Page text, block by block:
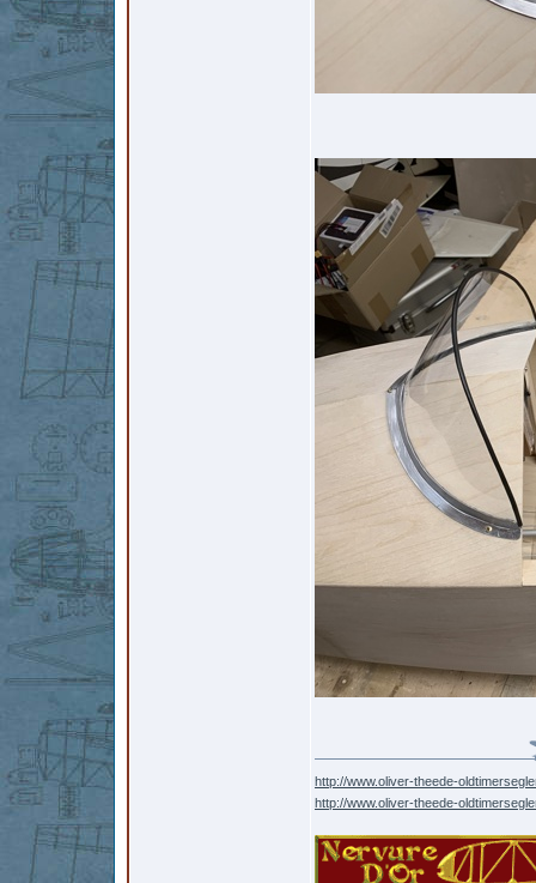
http://www.oliver-theede-
http://www.oliver-theede-